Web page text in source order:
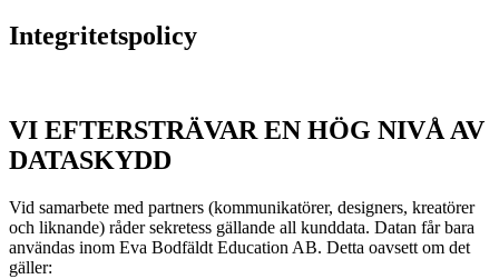
Integritetspolicy
VI EFTERSTRÄVAR EN HÖG NIVÅ AV
DATASKYDD
Vid samarbete med partners (kommunikatörer, designers, kreatörer
och liknande) råder sekretess gällande all kunddata. Datan får bara
användas inom Eva Bodfäldt Education AB. Detta oavsett om det
gäller: